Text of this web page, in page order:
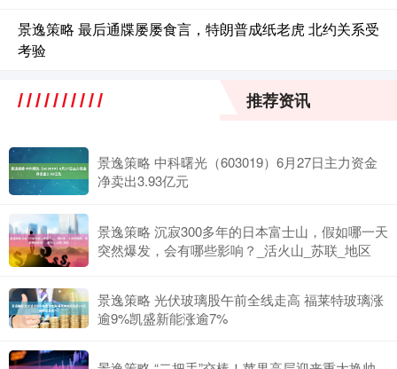
景逸策略 最后通牒屡屡食言，特朗普成纸老虎 北约关系受
考验
推荐资讯
景逸策略 中科曙光（603019）6月27日主力资金
净卖出3.93亿元
景逸策略 沉寂300多年的日本富士山，假如哪一天
突然爆发，会有哪些影响？_活火山_苏联_地区
景逸策略 光伏玻璃股午前全线走高 福莱特玻璃涨
逾9%凯盛新能涨逾7%